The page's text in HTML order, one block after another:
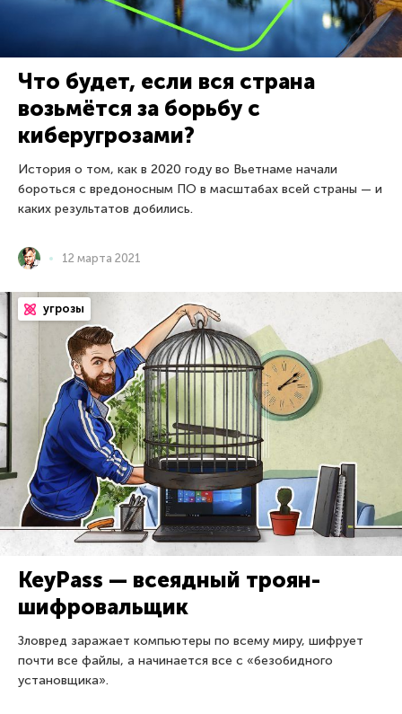
Что будет, если вся страна
возьмётся за борьбу с
киберугрозами?
История о том, как в 2020 году во Вьетнаме начали
бороться с вредоносным ПО в масштабах всей страны — и
каких результатов добились.
12 марта 2021
угрозы
KeyPass — всеядный троян-
шифровальщик
Зловред заражает компьютеры по всему миру, шифрует
почти все файлы, а начинается все с «безобидного
установщика».